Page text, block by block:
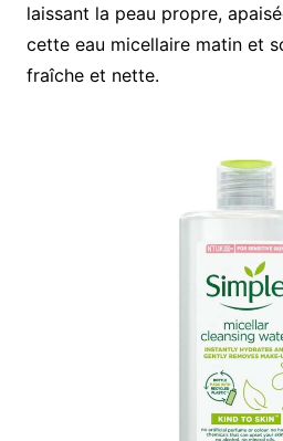
laissant la peau propre,
cette eau micellaire matin et
fraîche et nette.